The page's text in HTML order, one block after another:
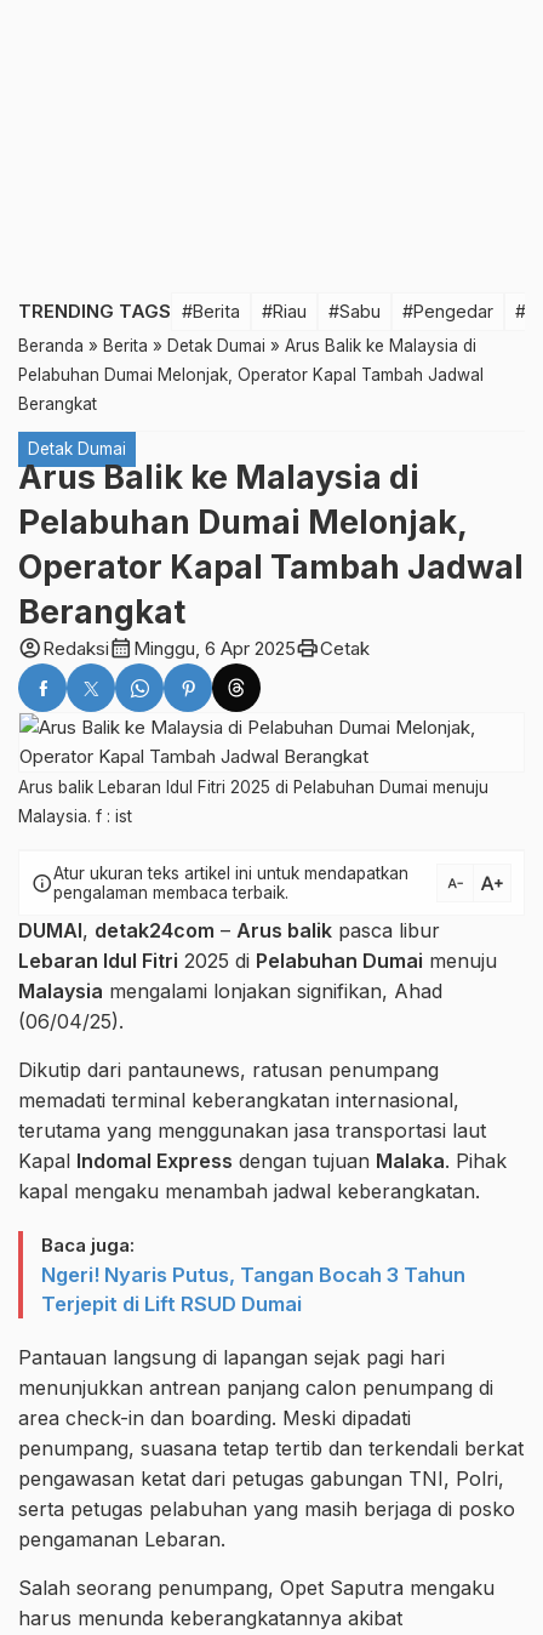
TRENDING TAGS #Berita #Riau #Sabu #Pengedar
Beranda » Berita » Detak Dumai » Arus Balik ke Malaysia di
Pelabuhan Dumai Melonjak, Operator Kapal Tambah Jadwal
Berangkat
Detak Dumai
Arus Balik ke Malaysia di
Pelabuhan Dumai Melonjak,
Operator Kapal Tambah Jadwal
Berangkat
account_circleRedaksicalendar_month Minggu, 6 Apr 2025printCetak
Arus balik Lebaran Idul Fitri 2025 di Pelabuhan Dumai menuju
Malaysia. f : ist
infoAtur ukuran teks artikel ini untuk mendapatkan
pengalaman membaca terbaik.
text_decrease text_increase
DUMAI, detak24com – Arus balik pasca libur
Lebaran Idul Fitri 2025 di Pelabuhan Dumai menuju
Malaysia mengalami lonjakan signifikan, Ahad
(06/04/25).
Dikutip dari pantaunews, ratusan penumpang
memadati terminal keberangkatan internasional,
terutama yang menggunakan jasa transportasi laut
Kapal Indomal Express dengan tujuan Malaka. Pihak
kapal mengaku menambah jadwal keberangkatan.
Baca juga:
Ngeri! Nyaris Putus, Tangan Bocah 3 Tahun
Terjepit di Lift RSUD Dumai
Pantauan langsung di lapangan sejak pagi hari
menunjukkan antrean panjang calon penumpang di
area check-in dan boarding. Meski dipadati
penumpang, suasana tetap tertib dan terkendali berkat
pengawasan ketat dari petugas gabungan TNI, Polri,
serta petugas pelabuhan yang masih berjaga di posko
pengamanan Lebaran.
Salah seorang penumpang, Opet Saputra mengaku
harus menunda keberangkatannya akibat